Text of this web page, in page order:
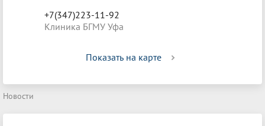
+7(347)223-11-92
Клиника БГМУ Уфа
Показать на карте
Новости